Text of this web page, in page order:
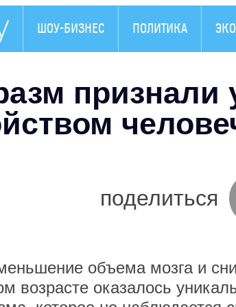
ШОУ-БИЗНЕС ПОЛИТИКА
признали
поделиться
объема мозга и
возрасте оказалось